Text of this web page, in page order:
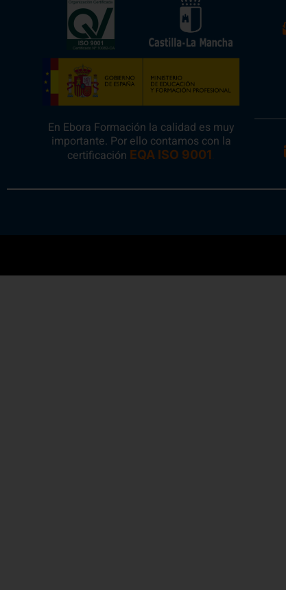
En Ebora Formación la calidad es muy
importante. Por ello contamos con la
certificación EQA ISO 9001